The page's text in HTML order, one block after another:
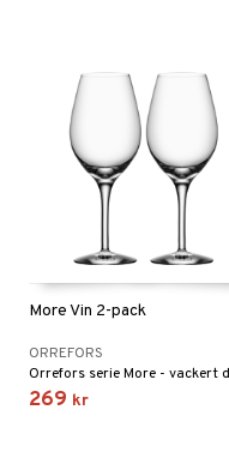
More Vin 2-pack
ORREFORS
269 kr